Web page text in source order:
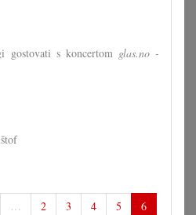
gostovati s koncertom glas.no -
… 2 3 4 5
6